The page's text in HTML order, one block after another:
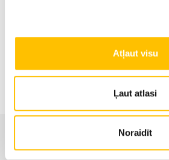
Atļaut visu
Ļaut atlasi
Noraidīt
Mobilais celtnis LTM 1160-5.2